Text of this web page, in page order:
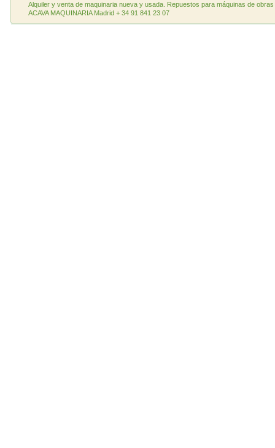
Alquiler y venta de maquinaria nueva y usada. Repuestos para máquinas de
ACAVA MAQUINARIA Madrid + 34 91 841 23 07